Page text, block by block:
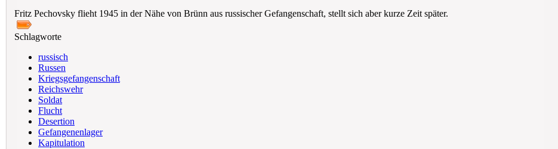
Fritz Pechovsky flieht 1945 in der Nähe von Brünn aus russischer Gefangenschaft, stellt sich aber kurze Zeit später.
Schlagworte
russisch
Russen
Kriegsgefangenschaft
Reichswehr
Soldat
Flucht
Desertion
Gefangenenlager
Kapitulation